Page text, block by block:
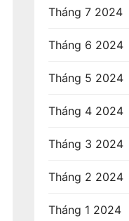
Tháng 7 2024
Tháng 6 2024
Tháng 5 2024
Tháng 4 2024
Tháng 3 2024
Tháng 2 2024
Tháng 1 2024